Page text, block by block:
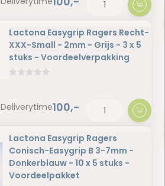
Lactona Easygrip Ragers Recht-
XXX-Small - 2mm - Grijs - 3 x 5
stuks - Voordeelverpakking
Deliverytime100,-
Lactona Easygrip Ragers
Conisch-Easygrip B 3-7mm -
Donkerblauw - 10 x 5 stuks -
Voordeelpakket